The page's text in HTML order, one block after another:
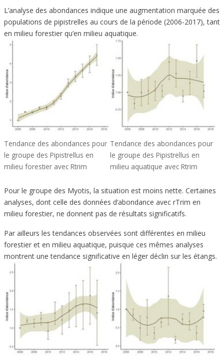
Tendance des abondances pour
le groupe des Pipistrellus en
milieu forestier avec Rtrim
Tendance des abondances pour
le groupe des Pipistrellus en
milieu aquatique avec Rtrim
L’analyse des abondances indique une augmentation marquée des
populations de pipistrelles au cours de la période (2006-2017), tant
en milieu forestier qu’en milieu aquatique.
Pour le groupe des Myotis, la situation est moins nette. Certaines
analyses, dont celle des données d’abondance avec rTrim en
milieu forestier, ne donnent pas de résultats significatifs.
Par ailleurs les tendances observées sont différentes en milieu
forestier et en milieu aquatique, puisque ces mêmes analyses
montrent une tendance significative en léger déclin sur les étangs.